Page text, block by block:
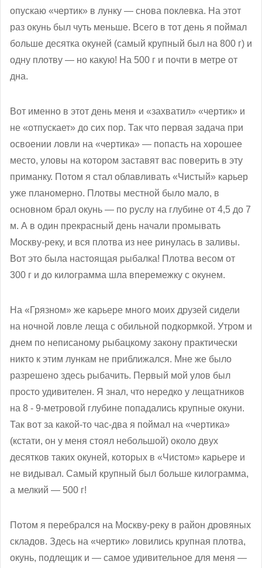
опускаю «чертик» в лунку — снова поклевка. На этот
раз окунь был чуть меньше. Всего в тот день я поймал
больше десятка окуней (самый крупный был на 800 г) и
одну плотву — но какую! На 500 г и почти в метре от
дна.
Вот именно в этот день меня и «захватил» «чертик» и
не «отпускает» до сих пор. Так что первая задача при
освоении ловли на «чертика» — попасть на хорошее
место, уловы на котором заставят вас поверить в эту
приманку. Потом я стал облавливать «Чистый» карьер
уже планомерно. Плотвы местной было мало, в
основном брал окунь — по руслу на глубине от 4,5 до 7
м. А в один прекрасный день начали промывать
Москву-реку, и вся плотва из нее ринулась в заливы.
Вот это была настоящая рыбалка! Плотва весом от
300 г и до килограмма шла вперемежку с окунем.
На «Грязном» же карьере много моих друзей сидели
на ночной ловле леща с обильной подкормкой. Утром и
днем по неписаному рыбацкому закону практически
никто к этим лункам не приближался. Мне же было
разрешено здесь рыбачить. Первый мой улов был
просто удивителен. Я знал, что нередко у лещатников
на 8 - 9-метровой глубине попадались крупные окуни.
Так вот за какой-то час-два я поймал на «чертика»
(кстати, он у меня стоял небольшой) около двух
десятков таких окуней, которых в «Чистом» карьере и
не видывал. Самый крупный был больше килограмма,
а мелкий — 500 г!
Потом я перебрался на Москву-реку в район дровяных
складов. Здесь на «чертик» ловились крупная плотва,
окунь, подлещик и — самое удивительное для меня —